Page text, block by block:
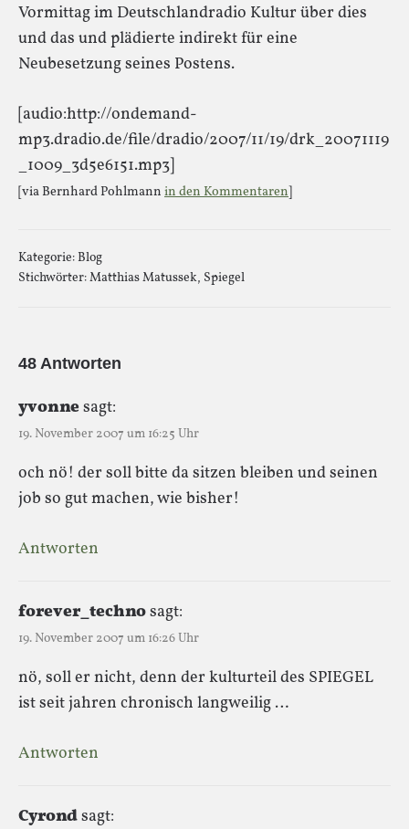
Vormittag im Deutschlandradio Kultur über dies
und das und plädierte indirekt für eine
Neubesetzung seines Postens.
[audio:http://ondemand-
mp3.dradio.de/file/dradio/2007/11/19/drk_20071119
_1009_3d5e6151.mp3]
[via Bernhard Pohlmann in den Kommentaren]
Kategorie:Blog
Stichwörter:Matthias Matussek, Spiegel
48 Antworten
yvonnesagt:
19. November 2007 um 16:25 Uhr
och nö! der soll bitte da sitzen bleiben und seinen
job so gut machen, wie bisher!
Antworten
forever_technosagt:
19. November 2007 um 16:26 Uhr
nö, soll er nicht, denn der kulturteil des SPIEGEL
ist seit jahren chronisch langweilig …
Antworten
Cyrondsagt: